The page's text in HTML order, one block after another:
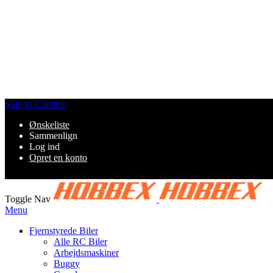
Skip to Content
Ønskeliste
Sammenlign
Log ind
Opret en konto
Toggle Nav
Menu
Fjernstyrede Biler
Alle RC Biler
Arbejdsmaskiner
Buggy